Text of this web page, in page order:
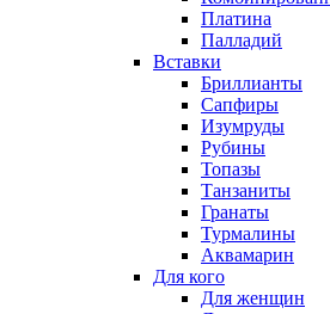
Платина
Палладий
Вставки
Бриллианты
Сапфиры
Изумруды
Рубины
Топазы
Танзаниты
Гранаты
Турмалины
Аквамарин
Для кого
Для женщин